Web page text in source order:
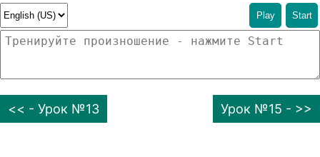
Start
Play
<< - Урок №13 Урок №15 - >>